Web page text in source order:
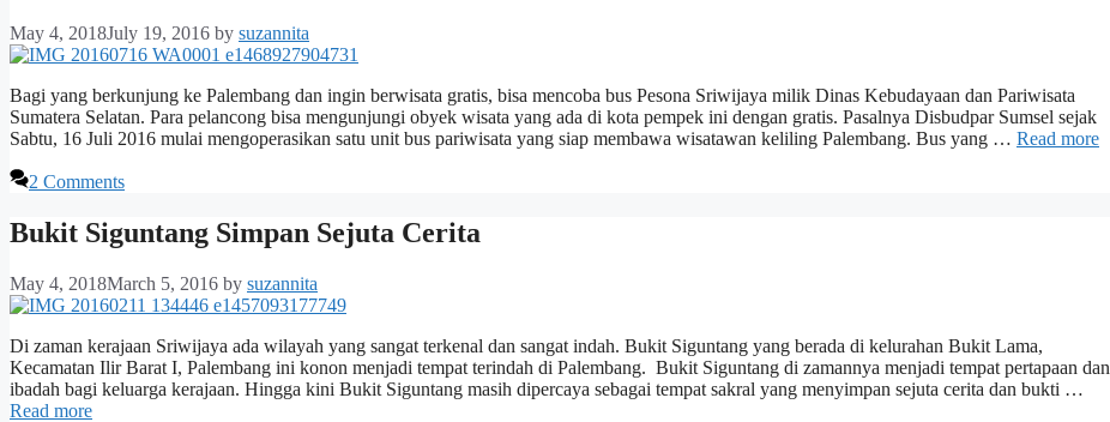
May 4, 2018July 19, 2016 by suzannita
Bagi yang berkunjung ke Palembang dan ingin berwisata gratis, bisa mencoba bus Pesona Sriwijaya milik Dinas Kebudayaan dan Pariwisata
Sumatera Selatan. Para pelancong bisa mengunjungi obyek wisata yang ada di kota pempek ini dengan gratis. Pasalnya Disbudpar Sumsel sejak
Sabtu, 16 Juli 2016 mulai mengoperasikan satu unit bus pariwisata yang siap membawa wisatawan keliling Palembang. Bus yang … Read more
2 Comments
Bukit Siguntang Simpan Sejuta Cerita
May 4, 2018March 5, 2016 by suzannita
Di zaman kerajaan Sriwijaya ada wilayah yang sangat terkenal dan sangat indah. Bukit Siguntang yang berada di kelurahan Bukit Lama,
Kecamatan Ilir Barat I, Palembang ini konon menjadi tempat terindah di Palembang. Bukit Siguntang di zamannya menjadi tempat pertapaan dan
ibadah bagi keluarga kerajaan. Hingga kini Bukit Siguntang masih dipercaya sebagai tempat sakral yang menyimpan sejuta cerita dan bukti …
Read more